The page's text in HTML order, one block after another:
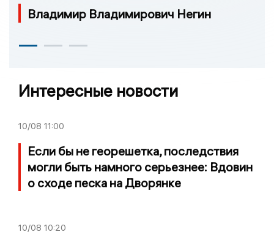
Владимир Владимирович Негин
Интересные новости
10/08 11:00
Если бы не георешетка, последствия
могли быть намного серьезнее: Вдовин
о сходе песка на Дворянке
10/08 10:20